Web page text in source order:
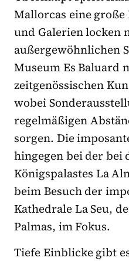
Mallorcas eine große
und Galerien locken
außergewöhnlichen
Museum Es Baluard
zeitgenössischen
wobei
regelmäßigen
sorgen. Die
hingegen bei der bei
Königspalastes La
beim Besuch der
Kathedrale La Seu,
Palmas, im Fokus.
Tiefe Einblicke gibt